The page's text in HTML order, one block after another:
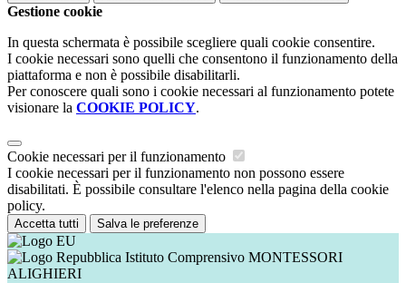
Gestione cookie
In questa schermata è possibile scegliere quali cookie consentire.
I cookie necessari sono quelli che consentono il funzionamento della
piattaforma e non è possibile disabilitarli.
Per conoscere quali sono i cookie necessari al funzionamento potete
visionare la COOKIE POLICY.
Cookie necessari per il funzionamento
I cookie necessari per il funzionamento non possono essere
disabilitati. È possibile consultare l'elenco nella pagina della cookie
policy.
Accetta tutti Salva le preferenze
Istituto Comprensivo MONTESSORI
ALIGHIERI